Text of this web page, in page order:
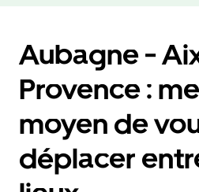
Aubagne -
Provence :
moyen de
déplacer